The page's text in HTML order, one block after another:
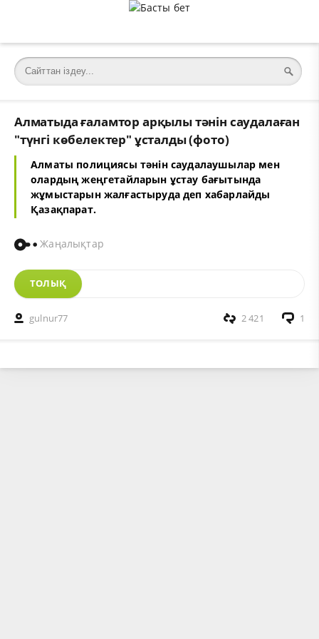
Алматыда ғаламтор арқылы тәнін саудалаған
"түнгі көбелектер" ұсталды (фото)
Алматы полициясы тәнін саудалаушылар мен
олардың жеңгетайларын ұстау бағытында
жұмыстарын жалғастыруда деп хабарлайды
Қазақпарат.
Жаңалықтар
ТОЛЫҚ
gulnur77 1
2 421